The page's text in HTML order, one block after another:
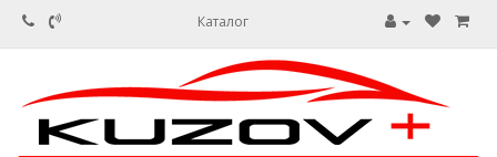
Каталог